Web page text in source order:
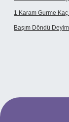
1 Karam Gurme
Başım Döndü
giriş